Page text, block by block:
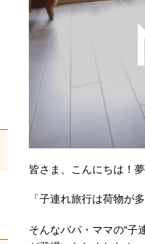
皆さま、こんにちは！
「子連れ旅行は荷物が
そんなパパ・ママの“子